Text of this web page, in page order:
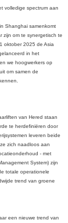
volledige spectrum aan
Shanghai samenkomt
zijn om te synergetisch te
oktober 2025 de Asia
in het
we hoogwerkers op
om samen de
van Hered staan
te herdefiniëren door
leveren beide
zich naadloos aan
- met
System) zijn
totale operationele
trend van groene
een nieuwe trend van